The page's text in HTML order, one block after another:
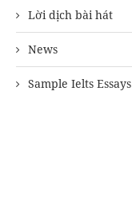
Lời dịch bài hát
News
Sample Ielts Essays